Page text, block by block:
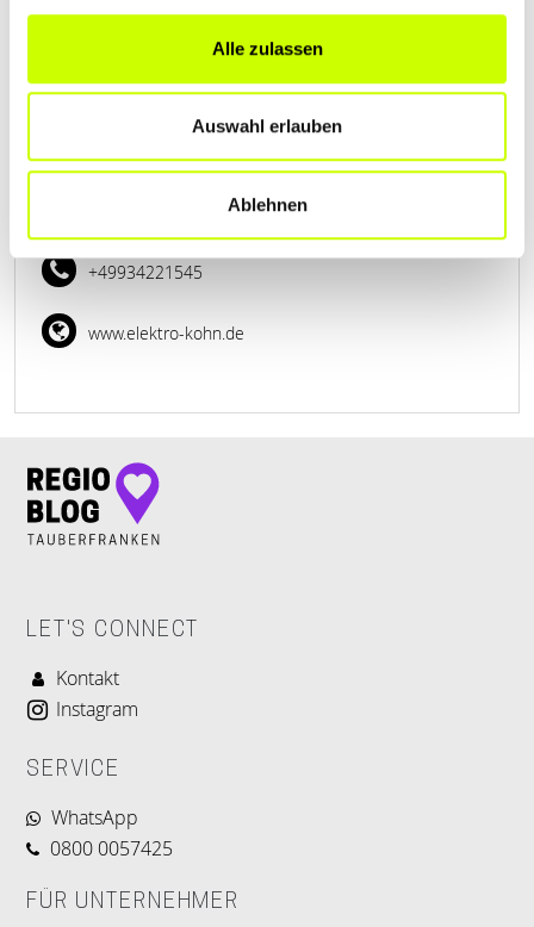
Alle zulassen
Auswahl erlauben
Ablehnen
www.elektro-service-frank.de
ELEKTRO KOHN
+49934221545
www.elektro-kohn.de
LET'S CONNECT
Kontakt
Instagram
SERVICE
WhatsApp
0800 0057425
FÜR UNTERNEHMER